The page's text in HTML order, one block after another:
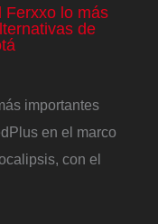
Ferxxo lo más
de
importantes
en el marco
con el